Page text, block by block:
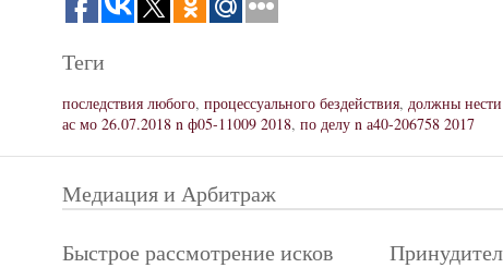
Теги
последствия любого, процессуального бездействия, должны
ас мо 26.07.2018 n ф05-11009 2018, по делу n а40-206758 2017
Медиация и Арбитраж
Быстрое рассмотрение исков